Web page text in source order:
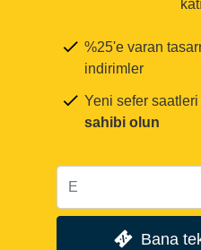
%25'e varan
indirimler
Yeni sefer saatleri
sahibi olun
Bana